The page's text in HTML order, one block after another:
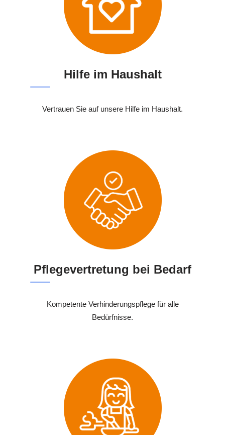
Hilfe im Haushalt
Vertrauen Sie auf unsere Hilfe im Haushalt.
Pflegevertretung bei Bedarf
Kompetente Verhinderungspflege für alle
Bedürfnisse.